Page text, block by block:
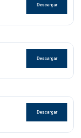
Descargar
Descargar
Descargar